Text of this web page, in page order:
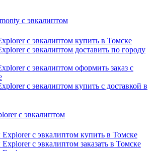
с эвкалиптом
с эвкалиптом